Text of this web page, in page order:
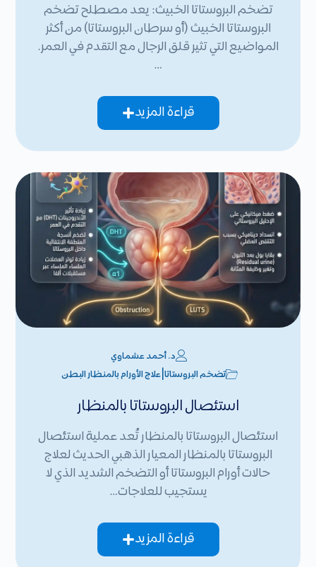
تضخم البروستاتا الخبيث: يعد مصطلح تضخم
البروستاتا الخبيث (أو سرطان البروستاتا) من أكثر
المواضيع التي تثير قلق الرجال مع التقدم في العمر.
…
قراءة المزيد
د. أحمد عشماوي
تضخم البروستاتا |علاج الأورام بالمنظار البطن
استئصال البروستاتا بالمنظار
استئصال البروستاتا بالمنظار تُعد عملية استئصال
البروستاتا بالمنظار المعيار الذهبي الحديث لعلاج
حالات أورام البروستاتا أو التضخم الشديد الذي لا
يستجيب للعلاجات…
قراءة المزيد